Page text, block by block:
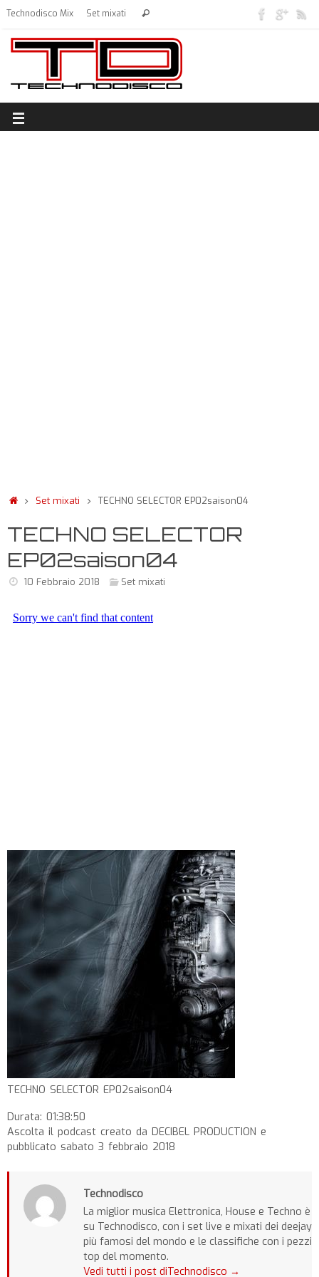
Technodisco Mix Set mixati
Set mixati TECHNO SELECTOR EP02saison04
TECHNO SELECTOR
EP02saison04
10 Febbraio 2018 Set mixati
TECHNO SELECTOR EP02saison04
Durata: 01:38:50
Ascolta il podcast creato da DECIBEL PRODUCTION e
pubblicato sabato 3 febbraio 2018
Technodisco
La miglior musica Elettronica, House e Techno è
su Technodisco, con i set live e mixati dei deejay
più famosi del mondo e le classifiche con i pezzi
top del momento.
Vedi tutti i post diTechnodisco →